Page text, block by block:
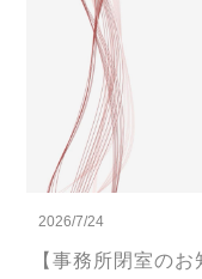
2026/7/24
【事務所閉室の